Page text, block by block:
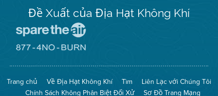
Đề Xuất của Địa Hạt Không Khí
The
(Bảo
Toàn
Mạng
No
Burn
Trang chủ Về Địa Hạt Không Khí Tìm
Liên Lạc với Chúng Tôi
Chính Sách Không Phân Biệt Đối Xử
Sơ Đồ Trang Mạng